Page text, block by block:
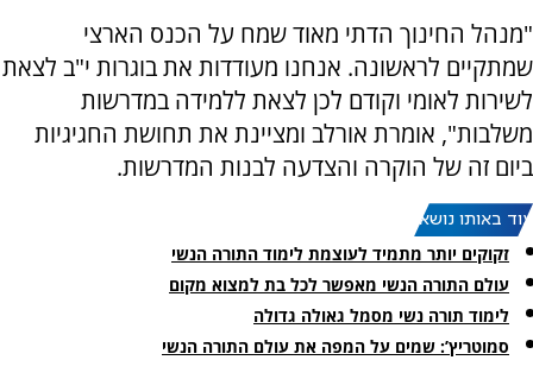
"מנהל החינוך הדתי מאוד שמח על הכנס הארצי
שמתקיים לראשונה. אנחנו מעודדות את בוגרות י"ב לצאת
לשירות לאומי וקודם לכן לצאת ללמידה במדרשות
משלבות", אומרת אורלב ומציינת את תחושת החגיגיות
ביום זה של הוקרה והצדעה לבנות המדרשות.
עוד באותו נושא:
זקוקים יותר מתמיד לעוצמת לימוד התורה הנשי
עולם התורה הנשי מאפשר לכל בת למצוא מקום
לימוד תורה נשי מסמל גאולה גדולה
סמוטריץ’: שמים על המפה את עולם התורה הנשי